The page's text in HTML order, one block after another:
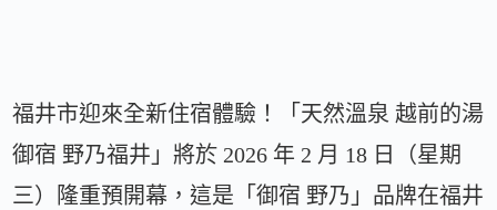
福井市迎來全新住宿體驗！「天然溫泉 越前的湯
御宿 野乃福井」將於 2026 年 2 月 18 日（星期
三）隆重預開幕，這是「御宿 野乃」品牌在福井